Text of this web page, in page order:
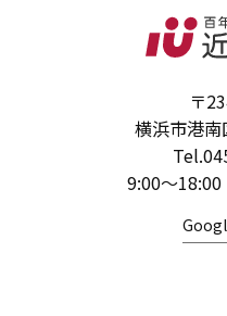
〒
横浜市港
Tel.
9:00～18:00